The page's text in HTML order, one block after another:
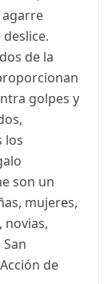
de la
golpes y
los
son un
mujeres,
novias,
de